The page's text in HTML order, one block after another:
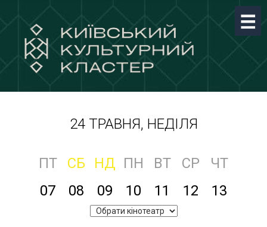
24 ТРАВНЯ, НЕДІЛЯ
ПТ СБ НД ПН ВТ СР
ЧТ
07
08 09 10 11 12 13